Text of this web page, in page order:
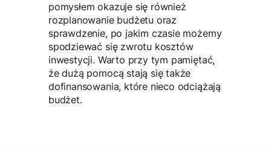
pomysłem okazuje się również
rozplanowanie budżetu oraz
sprawdzenie, po jakim czasie możemy
spodziewać się zwrotu kosztów
inwestycji. Warto przy tym pamiętać,
że dużą pomocą stają się także
dofinansowania, które nieco odciążają
budżet.